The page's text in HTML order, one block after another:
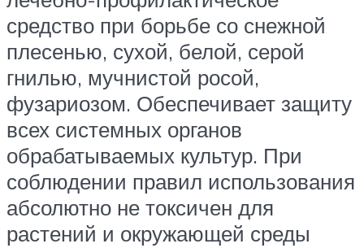
средство при борьбе со снежной
плесенью, сухой, белой, серой
гнилью, мучнистой росой,
фузариозом. Обеспечивает защиту
всех системных органов
обрабатываемых культур. При
соблюдении правил использования
абсолютно не токсичен для
растений и окружающей среды